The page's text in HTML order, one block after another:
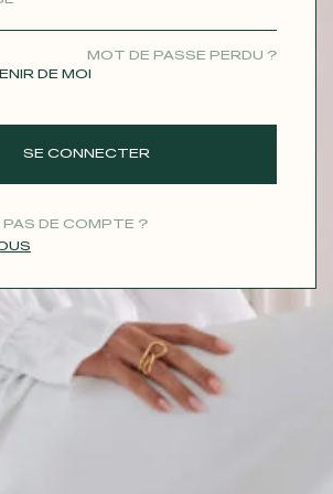
MOT DE PASSE PERDU ?
DE MOI
SE CONNECTER
PAS DE COMPTE ?